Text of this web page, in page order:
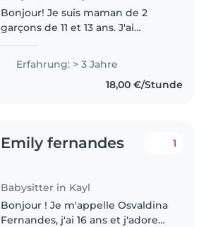
Bonjour! Je suis maman de 2
garçons de 11 et 13 ans. J'ai
entraîneuse de football avec des
enfants Bambini et Poussin. J'ai
aussi 6 mois d'expérience..
Erfahrung: > 3 Jahre
18,00 €/Stunde
Emily fernandes
Babysitter in Kayl
1
Bonjour ! Je m'appelle Osvaldina
Fernandes, j'ai 16 ans et j'adore